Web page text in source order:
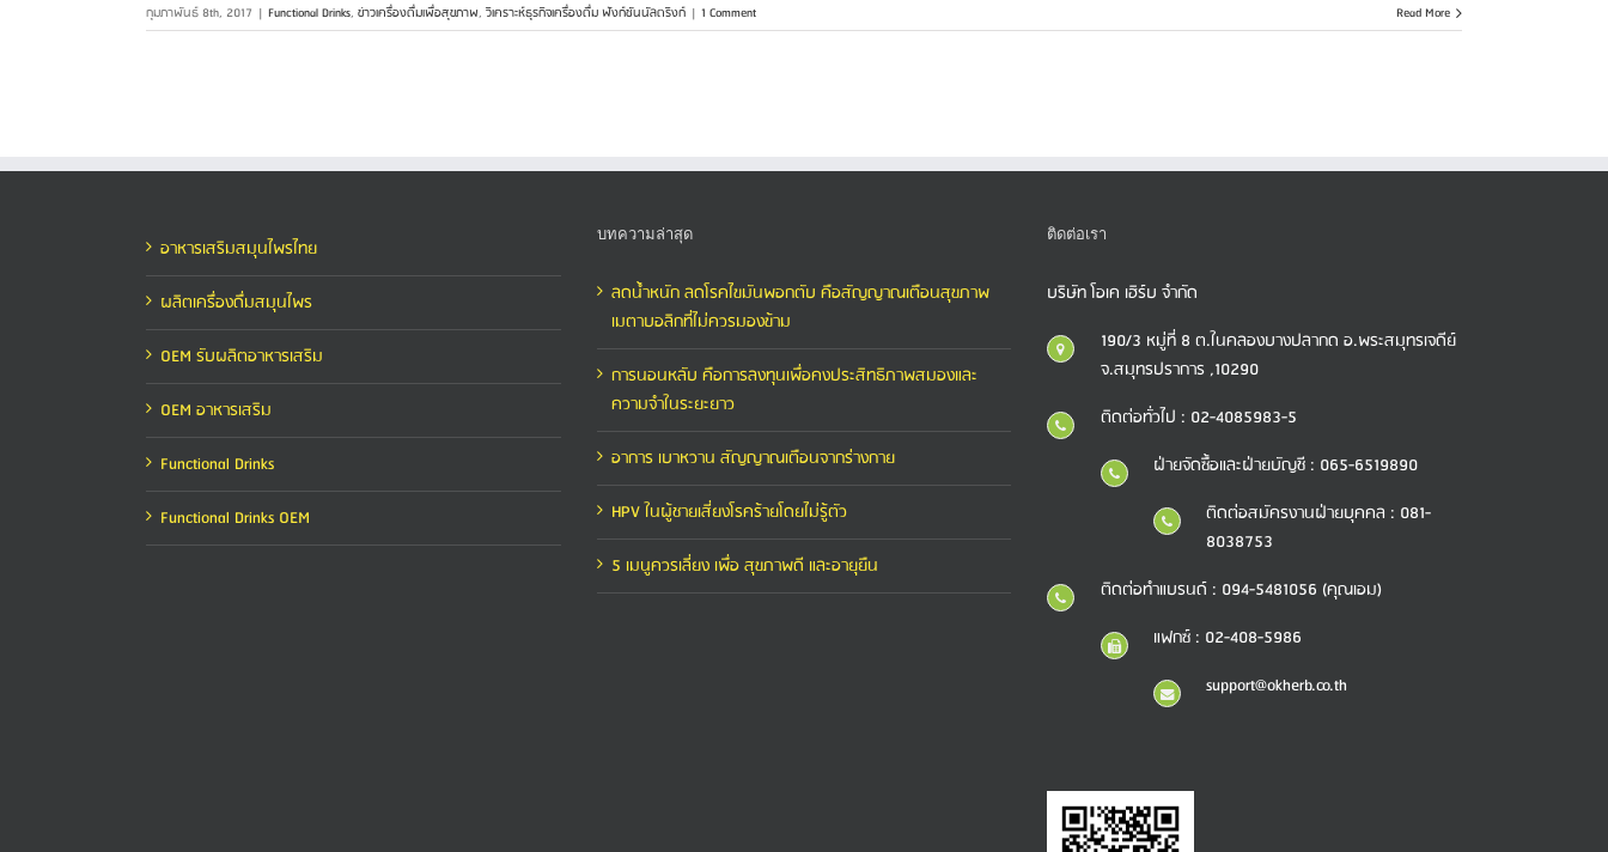
กุมภาพันธ์ 8th, 2017 | Functional Drinks, ข่าวเครื่องดื่มเพื่อสุขภาพ, วิเคราะห์ธุรกิจเครื่องดื่ม ฟังก์ชันนัลดริงก์ | 1 Comment Read More
อาหารเสริมสมุนไพรไทย
ผลิตเครื่องดื่มสมุนไพร
OEM รับผลิตอาหารเสริม
OEM อาหารเสริม
Functional Drinks
Functional Drinks OEM
บทความล่าสุด
ลดน้ำหนัก ลดโรคไขมันพอกตับ คือสัญญาณเตือนสุขภาพ
เมตาบอลิกที่ไม่ควรมองข้าม
การนอนหลับ คือการลงทุนเพื่อคงประสิทธิภาพสมองและ
ความจำในระยะยาว
อาการ เบาหวาน สัญญาณเตือนจากร่างกาย
HPV ในผู้ชายเสี่ยงโรคร้ายโดยไม่รู้ตัว
5 เมนูควรเลี่ยง เพื่อ สุขภาพดี และอายุยืน
ติดต่อเรา
บริษัท โอเค เฮิร์บ จำกัด
190/3 หมู่ที่ 8 ต.ในคลองบางปลากด อ.พระสมุทรเจดีย์
จ.สมุทรปราการ ,10290
ติดต่อทั่วไป : 02-4085983-5
ฝ่ายจัดซื้อและฝ่ายบัญชี : 065-6519890
ติดต่อสมัครงานฝ่ายบุคคล : 081-
8038753
ติดต่อทำแบรนด์ : 094-5481056 (คุณเอม)
แฟกซ์ : 02-408-5986
support@okherb.co.th